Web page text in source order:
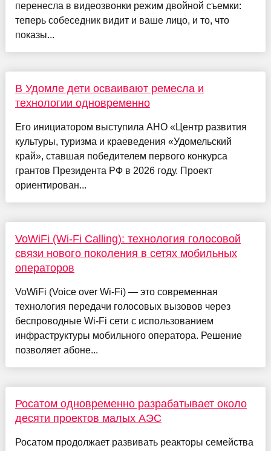
перенесла в видеозвонки режим двойной съемки:
теперь собеседник видит и ваше лицо, и то, что
показы...
В Удомле дети осваивают ремесла и
технологии одновременно
Его инициатором выступила АНО «Центр развития
культуры, туризма и краеведения «Удомельский
край», ставшая победителем первого конкурса
грантов Президента РФ в 2026 году. Проект
ориентирован...
VoWiFi (Wi-Fi Calling): технология голосовой
связи нового поколения в сетях мобильных
операторов
VoWiFi (Voice over Wi-Fi) — это современная
технология передачи голосовых вызовов через
беспроводные Wi-Fi сети с использованием
инфраструктуры мобильного оператора. Решение
позволяет абоне...
Росатом одновременно разрабатывает около
десяти проектов малых АЭС
Росатом продолжает развивать реакторы семейства